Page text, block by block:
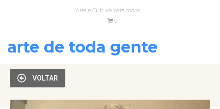
Arte e Cultura para todos
0
arte de toda gente
VOLTAR